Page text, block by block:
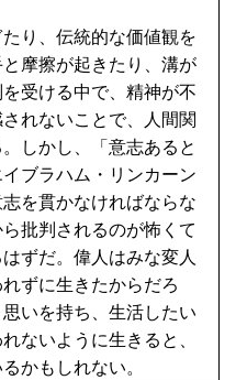
り、伝統的な価値観を
摩擦が起きたり、溝が
受ける中で、精神が不
れないことで、人間関
しかし、「意志あると
ブラハム・リンカーン
を貫かなければならな
批判されるのが怖くて
ずだ。偉人はみな変人
ずに生きたからだろ
いを持ち、生活したい
ないように生きると、
かもしれない。